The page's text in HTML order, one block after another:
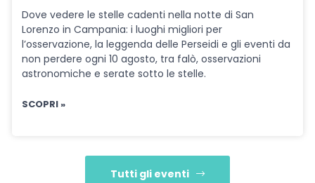
Dove vedere le stelle cadenti nella notte di San
Lorenzo in Campania: i luoghi migliori per
l’osservazione, la leggenda delle Perseidi e gli eventi da
non perdere ogni 10 agosto, tra falò, osservazioni
astronomiche e serate sotto le stelle.
SCOPRI »
Tutti gli eventi